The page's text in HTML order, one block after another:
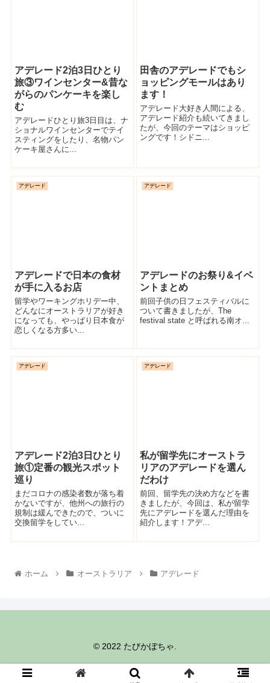
アデレード2泊3日ひとり
旅③ワインセンター&昔な
がらのパンケーキを楽し
む
アデレードひとり旅3日目は、ナ
ショナルワインセンターでテイ
スティングをしたり、名物パン
ケーキ屋さんに...
田舎のアデレードでもシ
ョッピングモールはあり
ます！
アデレード大好き人間による、
アデレード紹介も続いてきまし
たが、今回のテーマはショッピ
ングです！シドニ...
アデレード
アデレードで日本の食材
が手に入るお店
留学やワーキングホリデー中、
どんなにオーストラリアが好き
になっても、やっぱり日本食が
恋しくなる方多い...
アデレード
アデレードのお祭り&イベ
ントまとめ
前回子供の日フェスティバルに
ついて書きましたが、The
festival state と呼ばれる南オ...
アデレード
アデレード2泊3日ひとり
旅①定番の観光スポット
巡り
まだコロナの感染者数が落ち着
かないですが、他州への旅行の
規制は緩んできたので、ついに
交換留学をしてい...
アデレード
私が留学先にオーストラ
リアのアデレードを選ん
だわけ
前回、留学先の決め方などを書
きましたが、今回は、私が留学
先にアデレードを選んだ理由を
紹介します！アデ...
ホーム オーストラリア アデレード
© 2022 たびかぼちゃ.